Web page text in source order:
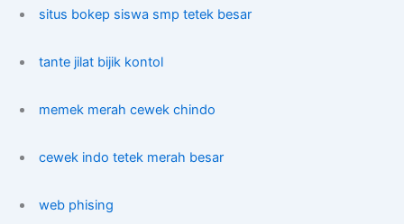
situs bokep siswa smp tetek besar
tante jilat bijik kontol
memek merah cewek chindo
cewek indo tetek merah besar
web phising